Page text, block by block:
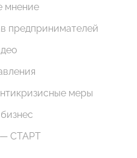
мнение
предпринимателей
меры
СТАРТ